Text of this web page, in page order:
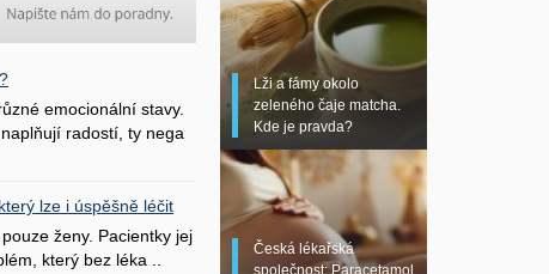
emocionální stavy.
radostí, ty nega
lze i úspěšně léčit
ženy. Pacientky jej
který bez léka ..
Lži a fámy okolo
zeleného čaje matcha.
Kde je pravda?
Česká lékařská